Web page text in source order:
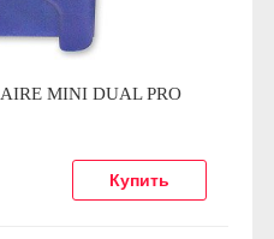
MINI DUAL PRO